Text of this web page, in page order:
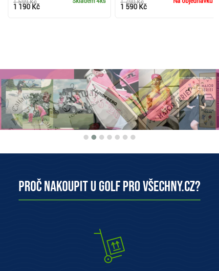
1 599 Kč
1 190 Kč
1 790 Kč
1 590 Kč
Proč nakoupit u Golf pro všechny.cz?